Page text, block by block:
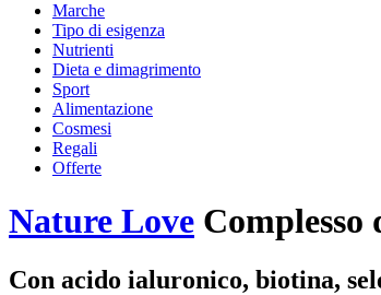
Marche
Tipo di esigenza
Nutrienti
Dieta e dimagrimento
Sport
Alimentazione
Cosmesi
Regali
Offerte
Nature Love Complesso
Con acido ialuronico, biotina,